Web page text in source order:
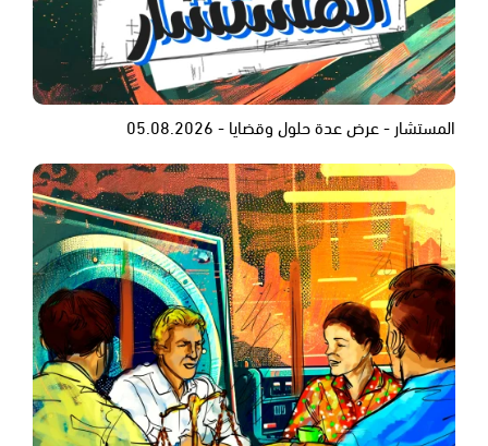
المستشار - عرض عدة حلول وقضايا - 05.08.2026